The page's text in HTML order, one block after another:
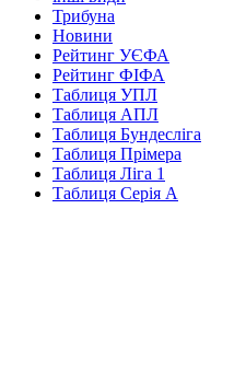
Трибуна
Новини
Рейтинг УЄФА
Рейтинг ФІФА
Таблиця УПЛ
Таблиця АПЛ
Таблиця Бундесліга
Таблиця Прімера
Таблиця Ліга 1
Таблиця Серія А